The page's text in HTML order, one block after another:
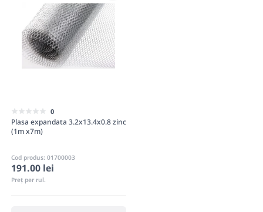
0
Plasa expandata 3.2x13.4x0.8 zinc
(1m x7m)
Cod produs: 01700003
191.00 lei
Preț per rul.